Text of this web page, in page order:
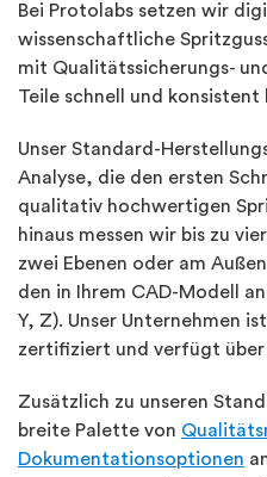
Bei Protolabs setzen wir
wissenschaftliche
mit Qualitätssicherungs-
Teile schnell und konsistent
Unser Standard-
Analyse, die den ersten
qualitativ hochwertigen
hinaus messen wir bis zu
zwei Ebenen oder am
den in Ihrem CAD-Modell
Y, Z). Unser Unternehmen
zertifiziert und verfügt über
Zusätzlich zu unseren
breite Palette von
Dokumentationsoptionen